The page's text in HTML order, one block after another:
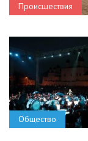
Происшествия
Общество